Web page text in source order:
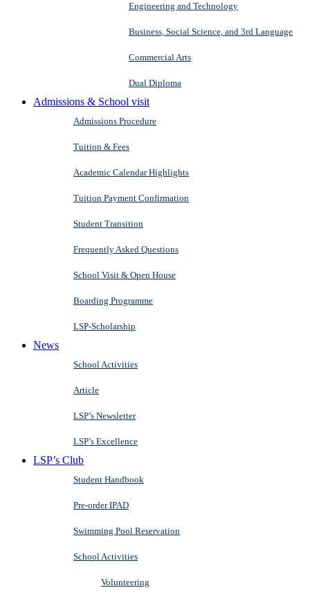
Engineering and Technology
Business, Social Science, and 3rd Language
Commercial Arts
Dual Diploma
Admissions & School visit
Admissions Procedure
Tuition & Fees
Academic Calendar Highlights
Tuition Payment Confirmation
Student Transition
Frequently Asked Questions
School Visit & Open House
Boarding Programme
LSP-Scholarship
News
School Activities
Article
LSP’s Newsletter
LSP’s Excellence
LSP’s Club
Student Handbook
Pre-order IPAD
Swimming Pool Reservation
School Activities
Volunteering